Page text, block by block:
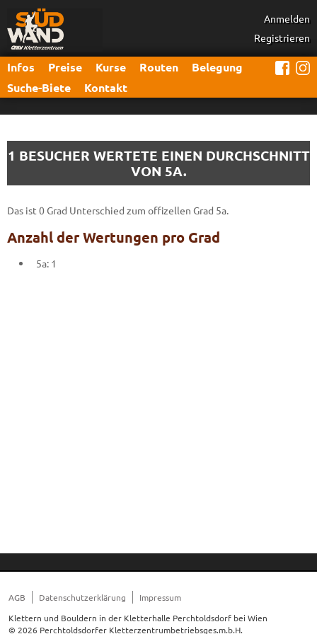
Anmelden
Registrieren
Infos Preise Kurse Routen
Belegung
Suche-Biete
Kontakt
1 BESUCHER WERTETE EINEN DURCHSCHNITT
VON 5A.
Das ist 0 Grad Unterschied zum offizellen Grad 5a.
Anzahl der Wertungen pro Grad
5a: 1
AGB Datenschutzerklärung
Impressum
Klettern und Bouldern in der Kletterhalle Perchtoldsdorf bei Wien
© 2026 Perchtoldsdorfer Kletterzentrumbetriebsges.m.b.H.